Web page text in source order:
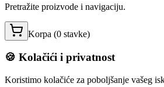
Pretražite proizvode i navigaciju.
Korpa (0 stavke)
🍪 Kolačići i privatnost
Koristimo kolačiće za poboljšanje vašeg